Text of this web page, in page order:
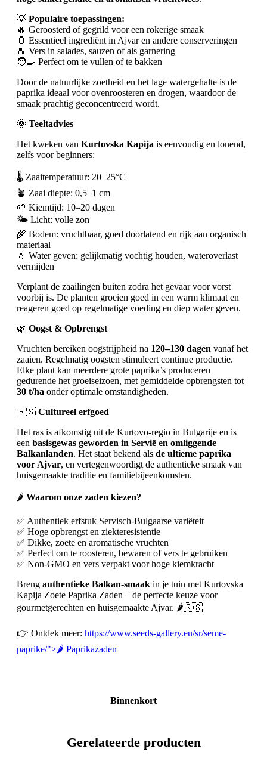
💡 Populaire toepassingen:
🔥 Geroosterd of gegrild voor een rokerige smaak
🫙 Essentieel ingrediënt in Ajvar en andere conserveringen
🧂 Vers in salades, sauzen of als garnering
🧑‍🍳 Perfect om te vullen of te bakken
Door de natuurlijke zoetheid en het lage watergehalte is de
paprika ideaal voor ovenroosteren en drogen, waardoor de
smaak prachtig geconcentreerd wordt.
🌞 Teeltadvies
Het kweken van Kurtovska Kapija is eenvoudig en lonend,
zelfs voor beginners:
🌡️ Zaaitemperatuur: 20–25°C
🪴 Zaai diepte: 0,5–1 cm
🌱 Kiemtijd: 10–20 dagen
🌤️ Licht: volle zon
🌾 Bodem: vruchtbaar, goed doorlatend en rijk aan organisch
materiaal
💧 Water geven: gelijkmatig vochtig houden, wateroverlast
vermijden
Verplant de zaailingen buiten zodra het gevaar voor vorst
voorbij is. De planten groeien goed in een warm klimaat en
reageren goed op regelmatige voeding en diep water geven.
🌿 Oogst & Opbrengst
Vruchten bereiken oogstrijpheid na 120–130 dagen vanaf het
zaaien. Regelmatig oogsten stimuleert continue productie.
Elke plant kan meerdere grote paprika’s produceren
gedurende het groeiseizoen, met gemiddelde opbrengsten tot
30 t/ha onder optimale omstandigheden.
🇷🇸 Cultureel erfgoed
Het ras is afkomstig uit de Kurtovo-regio in Bulgarije en is
een basisgewas geworden in Servië en omliggende
Balkanlanden. Het staat bekend als de ultieme paprika
voor Ajvar, en vertegenwoordigt de authentieke smaak van
huisgemaakte traditie en familiebijeenkomsten.
🌶️ Waarom onze zaden kiezen?
✅ Authentiek erfstuk Servisch-Bulgaarse variëteit
✅ Hoge opbrengst en ziekteresistentie
✅ Dikke, zoete en aromatische vruchten
✅ Perfect om te roosteren, bewaren of vers te gebruiken
✅ Non-GMO en vers verpakt voor hoge kiemkracht
Breng authentieke Balkan-smaak in je tuin met Kurtovska
Kapija Zoete Paprika Zaden – de perfecte keuze voor
gourmetgerechten en huisgemaakte Ajvar. 🌶️🇷🇸
👉 Ontdek meer: https://www.seeds-gallery.eu/sr/seme-
paprike/">🌶️ Paprikazaden
Binnenkort
Gerelateerde producten